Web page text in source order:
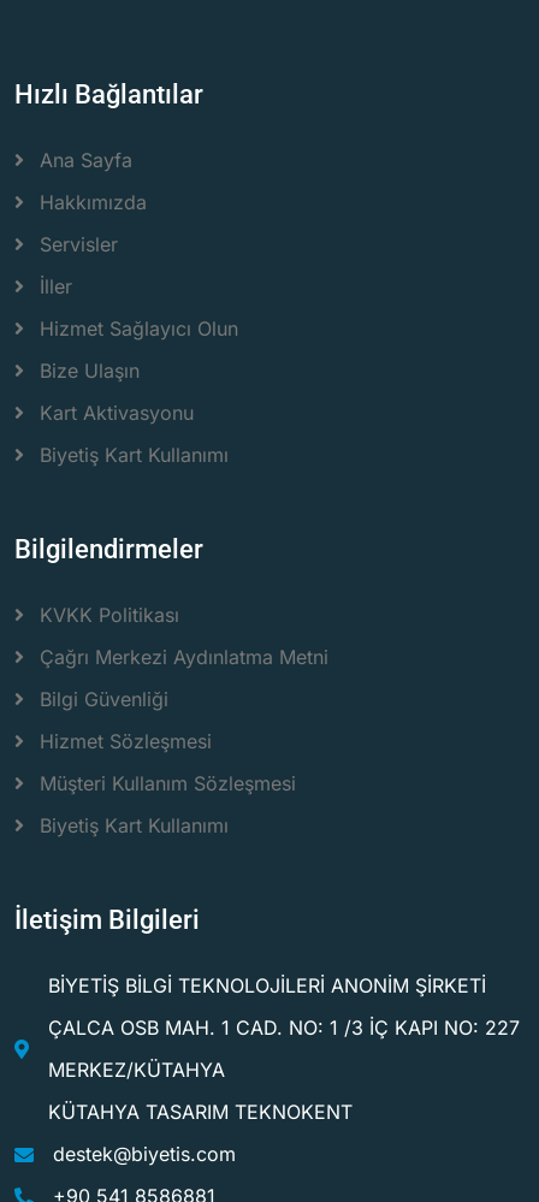
Hızlı Bağlantılar
Ana Sayfa
Hakkımızda
Servisler
İller
Hizmet Sağlayıcı Olun
Bize Ulaşın
Kart Aktivasyonu
Biyetiş Kart Kullanımı
Bilgilendirmeler
KVKK Politikası
Çağrı Merkezi Aydınlatma Metni
Bilgi Güvenliği
Hizmet Sözleşmesi
Müşteri Kullanım Sözleşmesi
Biyetiş Kart Kullanımı
İletişim Bilgileri
BİYETİŞ BİLGİ TEKNOLOJİLERİ ANONİM ŞİRKETİ
ÇALCA OSB MAH. 1 CAD. NO: 1 /3 İÇ KAPI NO: 227
MERKEZ/KÜTAHYA
KÜTAHYA TASARIM TEKNOKENT
destek@biyetis.com
+90 541 8586881